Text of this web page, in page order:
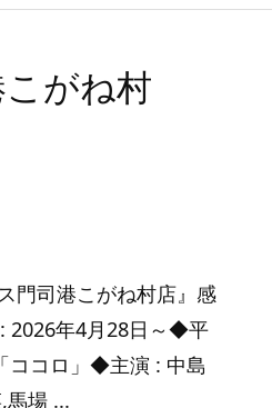
がね村
門司港こがね村店』感
2026年4月28日～◆平
ココロ」◆主演 : 中島
場 ...